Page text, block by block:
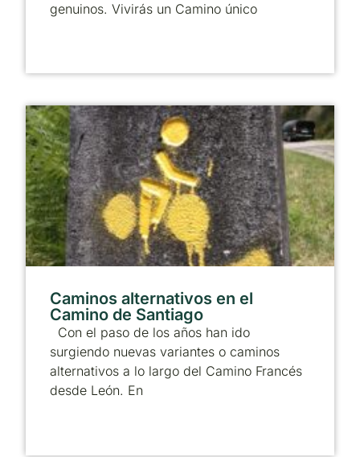
genuinos. Vivirás un Camino único
Caminos alternativos en el
Camino de Santiago
Con el paso de los años han ido
surgiendo nuevas variantes o caminos
alternativos a lo largo del Camino Francés
desde León. En